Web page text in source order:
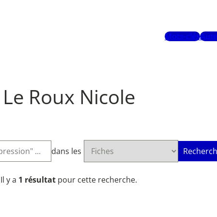
Mots-clés
Le Roux Nicole
dans les
Il y a 1 résultat pour cette recherche.